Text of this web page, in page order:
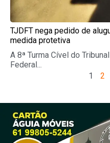
TJDFT nega pedido de
medida protetiva
A 8ª Turma Cível do
Federal...
1 2